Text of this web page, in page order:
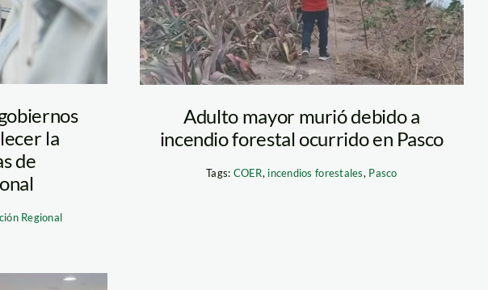
la
de
Regional
Adulto mayor murió debido a
incendio forestal ocurrido en Pasco
Tags: COER, incendios forestales, Pasco